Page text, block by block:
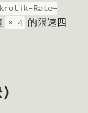
Rate-
× 4 的限速四